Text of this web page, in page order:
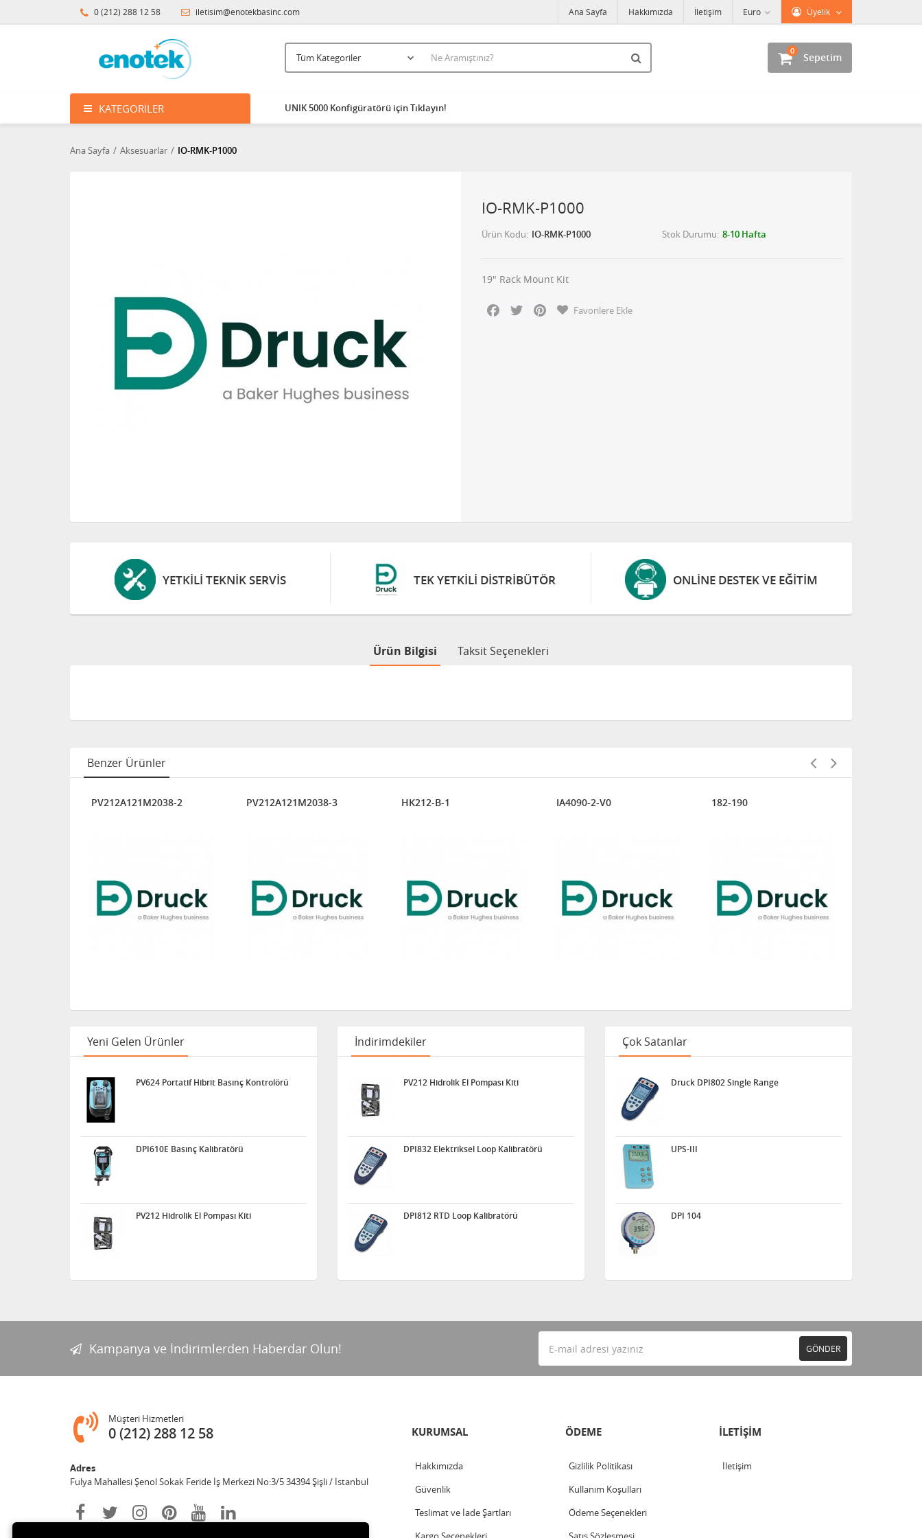
0 (212) 288 12 58 iletisim@enotekbasinc.com Üyelik
Euro
Ana Sayfa Hakkımızda İletişim
Sepetim
0
KATEGORILER UNIK 5000 Konfigüratörü için Tıklayın!
Ana Sayfa Aksesuarlar IO-RMK-P1000
IO-RMK-P1000
Ürün Kodu IO-RMK-P1000 Stok Durumu 8-10 Hafta
19" Rack Mount Kit
Facebook
Twitter PinterestFavorilere Ekle
YETKILI TEKNIK SERVIS TEK YETKILI DISTRIBÜTÖR ONLINE DESTEK VE EĞITIM
Ürün Bilgisi Taksit Seçenekleri
Benzer Ürünler
PV212A121M2038-2 PV212A121M2038-3 HK212-B-1 IA4090-2-V0 182-190
Yeni Gelen Ürünler
PV624 Portatif Hibrit Basınç Kontrolörü
DPI610E Basınç Kalibratörü
PV212 Hidrolik El Pompası Kiti
İndirimdekiler
PV212 Hidrolik El Pompası Kiti
DPI832 Elektriksel Loop Kalibratörü
DPI812 RTD Loop Kalibratörü
Çok Satanlar
Druck DPI802 Single Range
UPS-III
DPI 104
Kampanya ve İndirimlerden Haberdar Olun! GÖNDER
Müşteri Hizmetleri
0 (212) 288 12 58
Adres
Fulya Mahallesi Şenol Sokak Feride İş Merkezi No:3/5 34394 Şişli / İstanbul
KURUMSAL
Hakkımızda
Güvenlik
Teslimat ve İade Şartları
ÖDEME
Gizlilik Politikası
Kullanım Koşulları
Ödeme Seçenekleri
İLETİŞİM
İletişim